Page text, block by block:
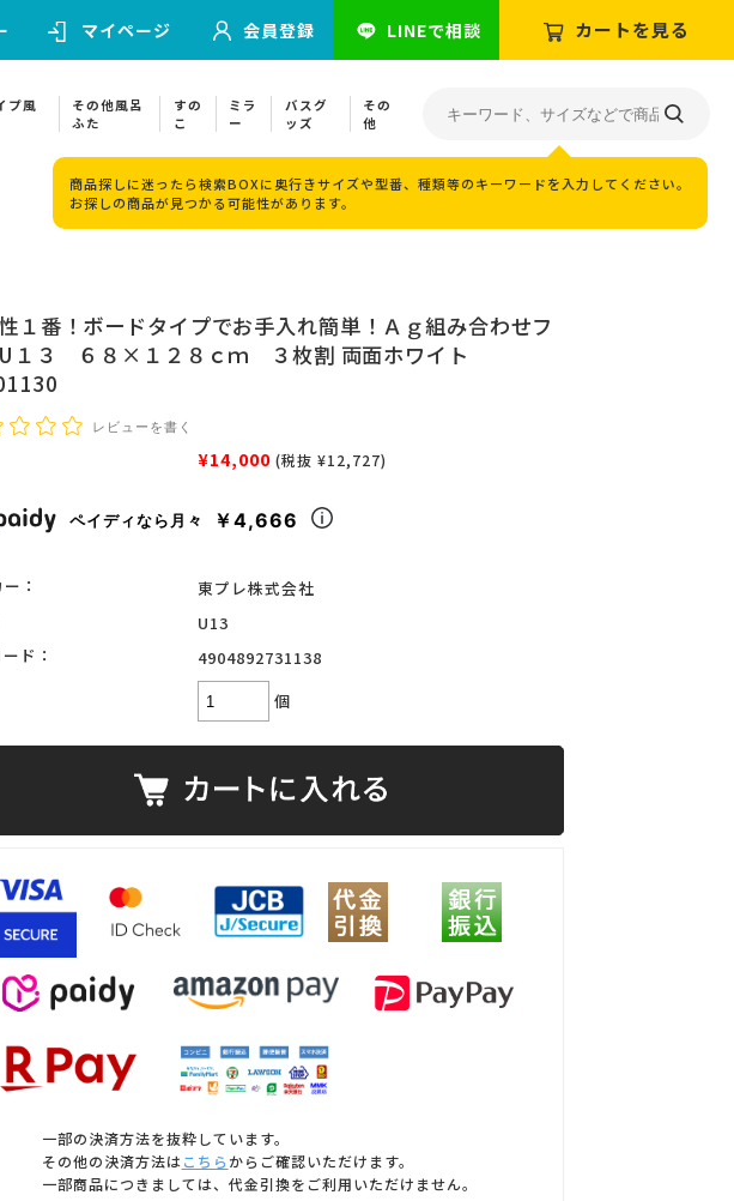
マイページ 会員登録 LINEで相談 カートを見る
プ風
その他風呂
ふた
すの
こ
ミラ
ー
バスグ
ッズ
その
他
商品探しに迷ったら検索BOXに奥行きサイズや型番、種類等のキーワードを入力してください。
お探しの商品が見つかる可能性があります。
１番！ボードタイプでお手入れ簡単！Ａｇ組み合わせフ
３ ６８×１２８ｃｍ ３枚割 両面ホワイト
レビューを書く
¥14,000 (税抜 ¥12,727)
ペイディなら月々 ￥4,666
：
東プレ株式会社
U13
ド：
4904892731138
個
一部の決済方法を抜粋しています。
その他の決済方法はこちらからご確認いただけます。
一部商品につきましては、代金引換をご利用いただけません。